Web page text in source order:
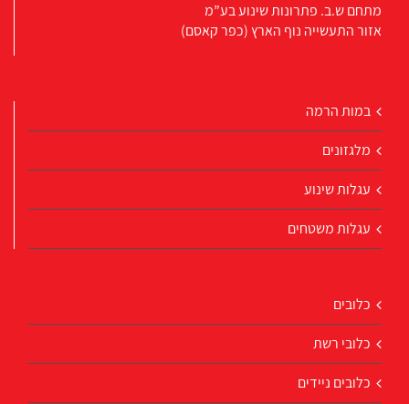
מתחם ש.ב. פתרונות שינוע בע”מ
אזור התעשייה נוף הארץ (כפר קאסם)
במות הרמה
מלגזונים
עגלות שינוע
עגלות משטחים
כלובים
כלובי רשת
כלובים ניידים